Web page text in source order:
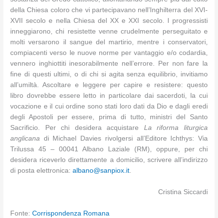
della Chiesa coloro che vi partecipavano nell’Inghilterra del XVI-
XVII secolo e nella Chiesa del XX e XXI secolo. I progressisti
inneggiarono, chi resistette venne crudelmente perseguitato e
molti versarono il sangue del martirio, mentre i conservatori,
compiacenti verso le nuove norme per vantaggio e/o codardia,
vennero inghiottiti inesorabilmente nell’errore. Per non fare la
fine di questi ultimi, o di chi si agita senza equilibrio, invitiamo
all’umiltà. Ascoltare e leggere per capire e resistere: questo
libro dovrebbe essere letto in particolare dai sacerdoti, la cui
vocazione e il cui ordine sono stati loro dati da Dio e dagli eredi
degli Apostoli per essere, prima di tutto, ministri del Santo
Sacrificio. Per chi desidera acquistare La riforma liturgica
anglicana di Michael Davies rivolgersi all’Editore Ichthys: Via
Trilussa 45 – 00041 Albano Laziale (RM), oppure, per chi
desidera riceverlo direttamente a domicilio, scrivere all’indirizzo
di posta elettronica:albano@sanpiox.it.
Cristina Siccardi
Fonte:Corrispondenza Romana